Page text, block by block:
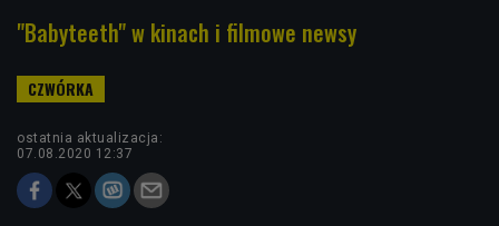
"Babyteeth" w kinach i filmowe newsy
ostatnia aktualizacja:
07.08.2020 12:37